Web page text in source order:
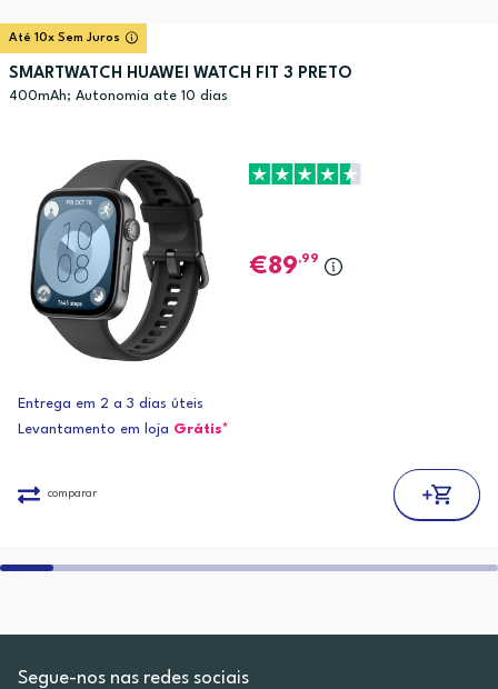
Até 10x Sem Juros
SMARTWATCH HUAWEI WATCH FIT 3 PRETO
400mAh; Autonomia ate 10 dias
89,99
Entrega em 2 a 3 dias úteis
Levantamento em loja Grátis*
comparar
Segue-nos nas redes sociais